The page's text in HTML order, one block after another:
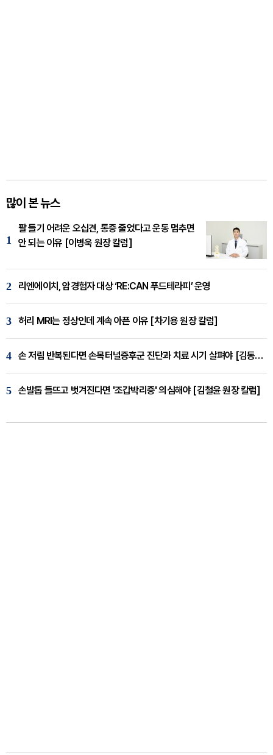
많이 본 뉴스
1
팔 들기 어려운 오십견, 통증 줄었다고 운동 멈추면
안 되는 이유 [이병욱 원장 칼럼]
2 리엔에이치, 암경험자 대상 ‘RE:CAN 푸드테라피’ 운영
3 허리 MRI는 정상인데 계속 아픈 이유 [차기용 원장 칼럼]
4 손 저림 반복된다면 손목터널증후군 진단과 치료 시기 살펴야 [김동현 원장 칼럼]
5 손발톱 들뜨고 벗겨진다면 '조갑박리증' 의심해야 [김철윤 원장 칼럼]